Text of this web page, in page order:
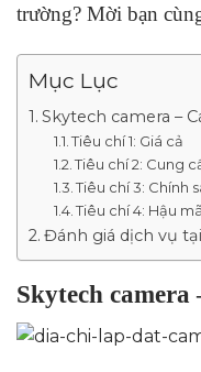
trường? Mời bạn
Mục Lục
Skytech camera –
Tiêu chí 1: Giá cả
Tiêu chí 2: Cung
Tiêu chí 3: Chính
Tiêu chí 4: Hậu
Đánh giá dịch vụ
Skytech camera